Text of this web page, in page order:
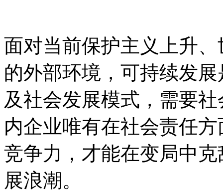
面对当前保护主义上升
的外部环境，可持续发
及社会发展模式，需要
内企业唯有在社会责任
竞争力，才能在变局中
展浪潮。